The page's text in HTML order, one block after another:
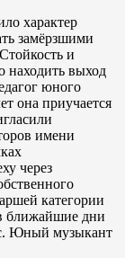
характер
замёрзшими
и
находить выход
юного
она приучается
имени
через
категории
ближайшие дни
Юный музыкант